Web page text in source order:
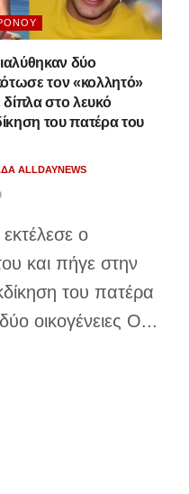
δύο
τον «κολλητό»
δίπλα στο λευκό
του πατέρα του
ALLDAYNEWS
ο
και πήγε στην
του πατέρα
οικογένειες Ο...